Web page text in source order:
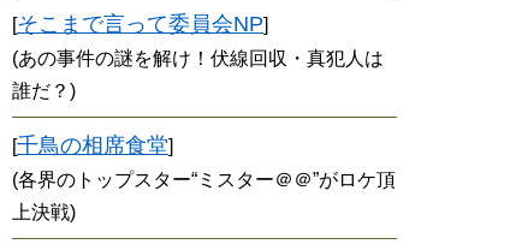
[そこまで言って委員会NP]
(あの事件の謎を解け！伏線回収・真犯人は
誰だ？)
[千鳥の相席食堂]
(各界のトップスター“ミスター＠＠”がロケ頂
上決戦)